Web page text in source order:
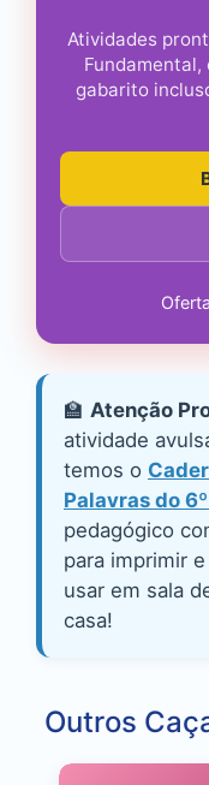
Atividades
Fundamental,
gabarito
🏫 Atenção
atividade
temos o
Palavras do
pedagógico
para imprimir
usar em sala
casa!
Outros